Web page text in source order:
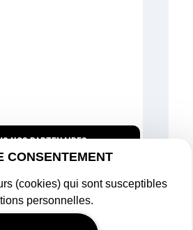
NOS PARTENAIRES
CONSENTEMENT
(cookies) qui sont susceptibles
personnelles.